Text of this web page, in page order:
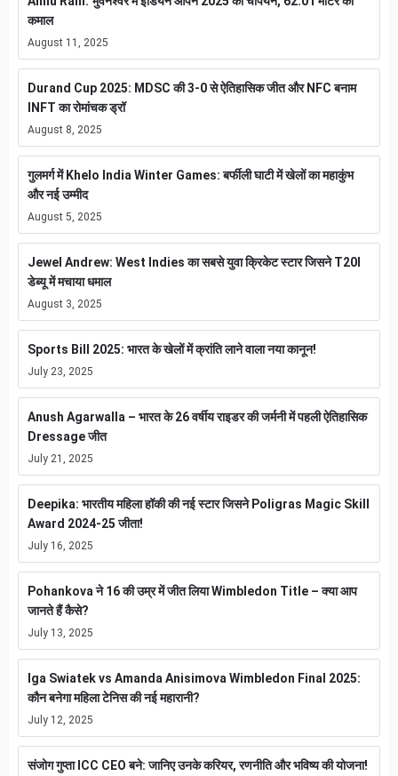
कमाल
August 11, 2025
Durand Cup 2025: MDSC की 3-0 से ऐतिहासिक जीत और NFC बनाम
INFT का रोमांचक ड्रॉ
August 8, 2025
गुलमर्ग में Khelo India Winter Games: बर्फीली घाटी में खेलों का महाकुंभ
और नई उम्मीद
August 5, 2025
Jewel Andrew: West Indies का सबसे युवा क्रिकेट स्टार जिसने T20I
डेब्यू में मचाया धमाल
August 3, 2025
Sports Bill 2025: भारत के खेलों में क्रांति लाने वाला नया कानून!
July 23, 2025
Anush Agarwalla – भारत के 26 वर्षीय राइडर की जर्मनी में पहली ऐतिहासिक
Dressage जीत
July 21, 2025
Deepika: भारतीय महिला हॉकी की नई स्टार जिसने Poligras Magic Skill
Award 2024-25 जीता!
July 16, 2025
Pohankova ने 16 की उम्र में जीत लिया Wimbledon Title – क्या आप
जानते हैं कैसे?
July 13, 2025
Iga Swiatek vs Amanda Anisimova Wimbledon Final 2025:
कौन बनेगा महिला टेनिस की नई महारानी?
July 12, 2025
संजोग गुप्ता ICC CEO बने: जानिए उनके करियर, रणनीति और भविष्य की योजना!